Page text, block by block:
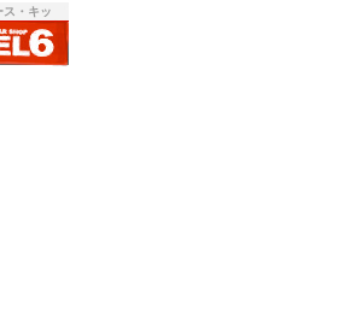
・キッ